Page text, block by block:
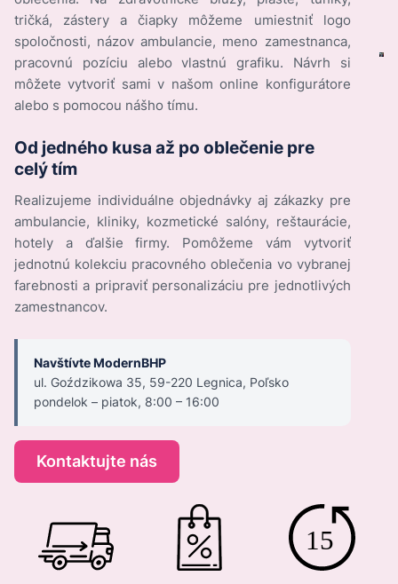
tričká, zástery a čiapky môžeme umiestniť logo
spoločnosti, názov ambulancie, meno zamestnanca,
pracovnú pozíciu alebo vlastnú grafiku. Návrh si
môžete vytvoriť sami v našom online konfigurátore
alebo s pomocou nášho tímu.
Od jedného kusa až po oblečenie pre
celý tím
Realizujeme individuálne objednávky aj zákazky pre
ambulancie, kliniky, kozmetické salóny, reštaurácie,
hotely a ďalšie firmy. Pomôžeme vám vytvoriť
jednotnú kolekciu pracovného oblečenia vo vybranej
farebnosti a pripraviť personalizáciu pre jednotlivých
zamestnancov.
Navštívte ModernBHP
ul. Goździkowa 35, 59-220 Legnica, Poľsko
pondelok – piatok, 8:00 – 16:00
Kontaktujte nás